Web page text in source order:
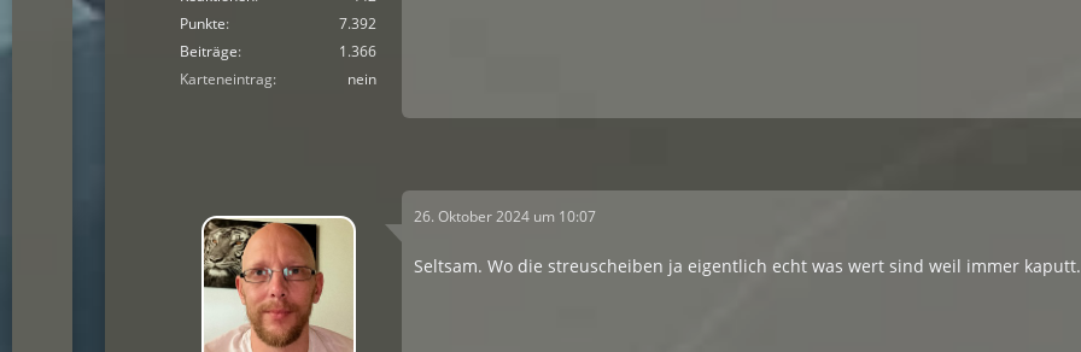
Punkte
7.392
Beiträge
1.366
Karteneintrag
nein
26. Oktober 2024 um 10:07
Seltsam. Wo die streuscheiben ja eigentlich echt was wert sind weil immer kaputt.